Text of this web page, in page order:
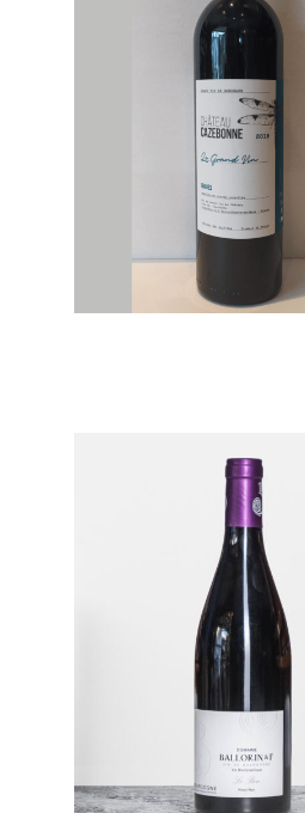
AJOUTER AU PANIER
APERÇU
AJOUTER AU PANIER
APERÇU